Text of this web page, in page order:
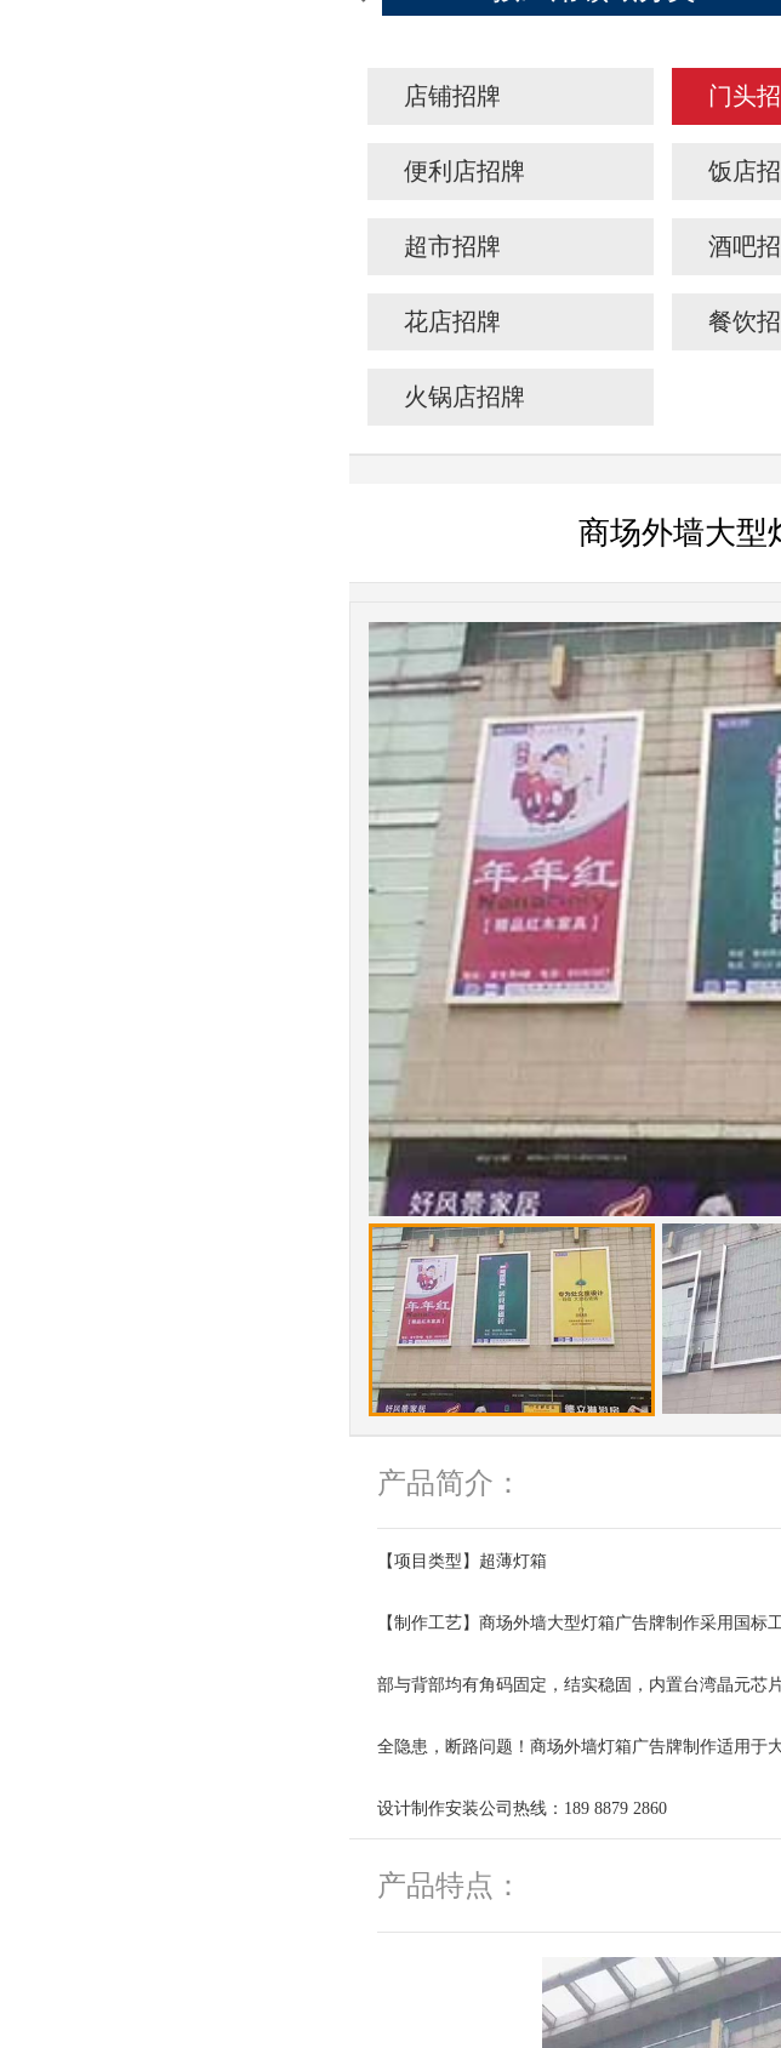
店铺招牌 门头
便利店招牌 饭店
超市招牌 酒吧
花店招牌 餐饮
火锅店招牌
商场外墙大型
产品简介：
【项目类型】超薄灯箱
【制作工艺】商场外墙大型灯箱广告牌制作采用国
部与背部均有角码固定，结实稳固，内置台湾晶元芯
全隐患，断路问题！商场外墙灯箱广告牌制作适用于
设计制作安装公司热线：189 8879 2860
产品特点：